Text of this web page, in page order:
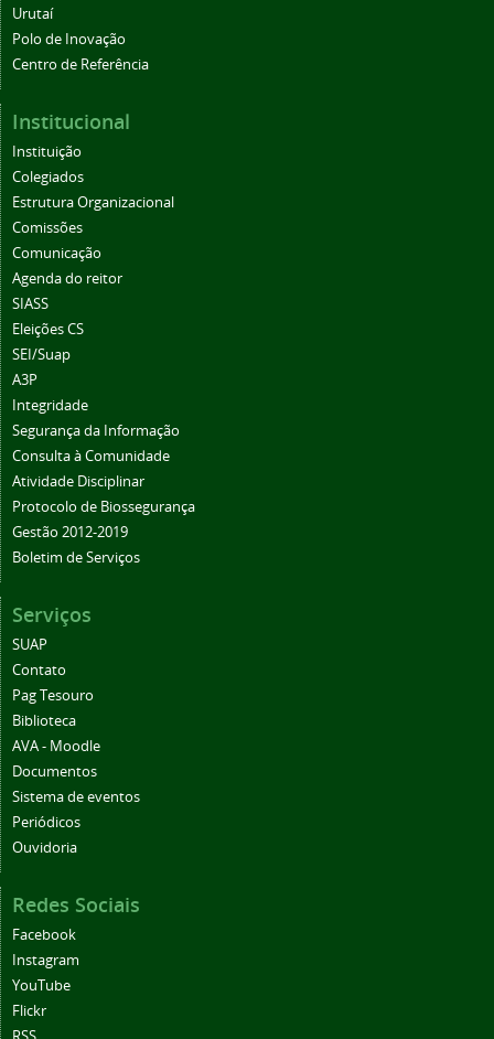
Urutaí
Polo de Inovação
Centro de Referência
Institucional
Instituição
Colegiados
Estrutura Organizacional
Comissões
Comunicação
Agenda do reitor
SIASS
Eleições CS
SEI/Suap
A3P
Integridade
Segurança da Informação
Consulta à Comunidade
Atividade Disciplinar
Protocolo de Biossegurança
Gestão 2012-2019
Boletim de Serviços
Serviços
SUAP
Contato
Pag Tesouro
Biblioteca
AVA - Moodle
Documentos
Sistema de eventos
Periódicos
Ouvidoria
Redes Sociais
Facebook
Instagram
YouTube
Flickr